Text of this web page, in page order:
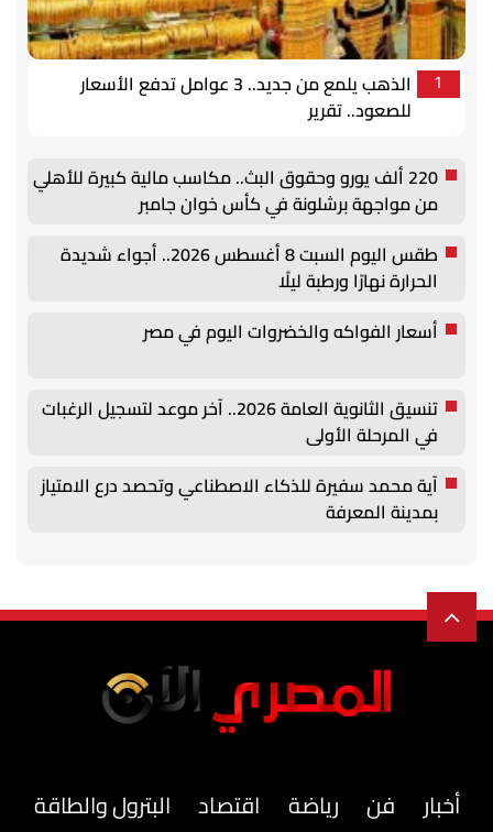
1
الذهب يلمع من جديد.. 3 عوامل تدفع الأسعار
للصعود.. تقرير
220 ألف يورو وحقوق البث.. مكاسب مالية كبيرة للأهلي
من مواجهة برشلونة في كأس خوان جامبر
طقس اليوم السبت 8 أغسطس 2026.. أجواء شديدة
الحرارة نهارًا ورطبة ليلًا
أسعار الفواكه والخضروات اليوم في مصر
تنسيق الثانوية العامة 2026.. آخر موعد لتسجيل الرغبات
في المرحلة الأولى
آية محمد سفيرة للذكاء الاصطناعي وتحصد درع الامتياز
بمدينة المعرفة
أخبار فن رياضة اقتصاد البترول والطاقة